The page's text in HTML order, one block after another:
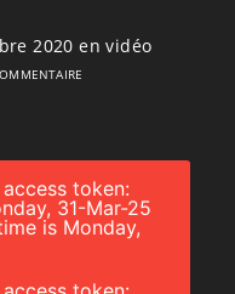
2020 en vidéo
token:
31-Mar-25
is Monday,